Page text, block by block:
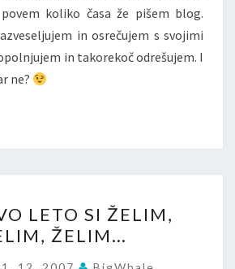
koliko časa že pišem blog.
in osrečujem s svojimi
in takorekoč odrešujem. I
ne?
NOVO
LETO
SI
LETO SI ŽELIM,
ŽELIM…